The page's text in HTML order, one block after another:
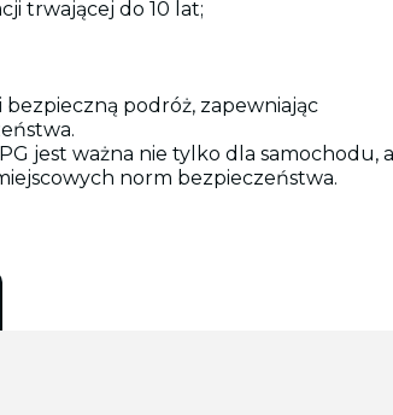
trwającej do 10 lat;
bezpieczną podróż, zapewniając
jest ważna nie tylko dla samochodu,
norm bezpieczeństwa.